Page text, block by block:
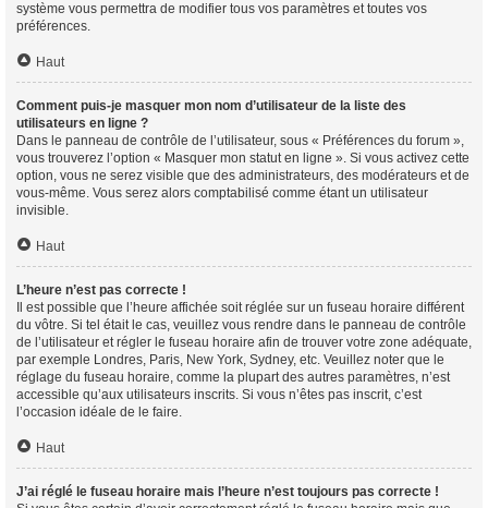
système vous permettra de modifier tous vos paramètres et toutes vos
préférences.
Haut
Comment puis-je masquer mon nom d’utilisateur de la liste des
utilisateurs en ligne ?
Dans le panneau de contrôle de l’utilisateur, sous « Préférences du forum »,
vous trouverez l’option « Masquer mon statut en ligne ». Si vous activez cette
option, vous ne serez visible que des administrateurs, des modérateurs et de
vous-même. Vous serez alors comptabilisé comme étant un utilisateur
invisible.
Haut
L’heure n’est pas correcte !
Il est possible que l’heure affichée soit réglée sur un fuseau horaire différent
du vôtre. Si tel était le cas, veuillez vous rendre dans le panneau de contrôle
de l’utilisateur et régler le fuseau horaire afin de trouver votre zone adéquate,
par exemple Londres, Paris, New York, Sydney, etc. Veuillez noter que le
réglage du fuseau horaire, comme la plupart des autres paramètres, n’est
accessible qu’aux utilisateurs inscrits. Si vous n’êtes pas inscrit, c’est
l’occasion idéale de le faire.
Haut
J’ai réglé le fuseau horaire mais l’heure n’est toujours pas correcte !